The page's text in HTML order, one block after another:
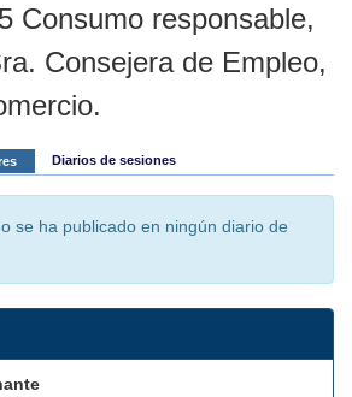
Consumo responsable,
Consejera de Empleo,
Diarios de sesiones
se ha publicado en ningún diario de